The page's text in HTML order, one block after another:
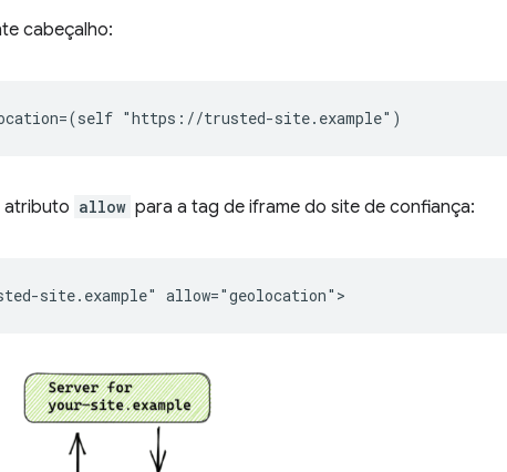
cabeçalho:
atributo allow para a tag de iframe do site de confiança: